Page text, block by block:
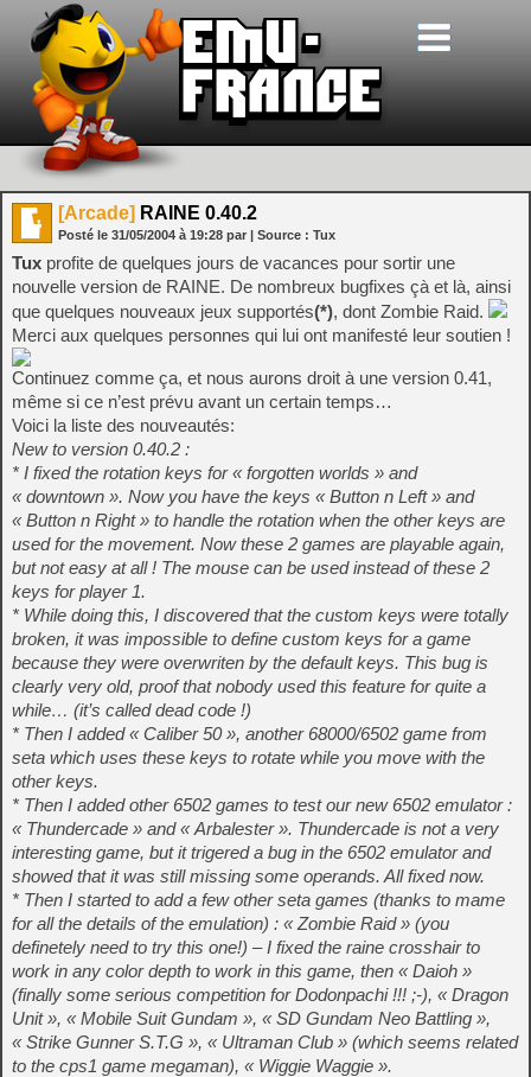
[Arcade] RAINE 0.40.2
Posté le 31/05/2004 à 19:28 par | Source : Tux
Tux profite de quelques jours de vacances pour sortir une
nouvelle version de RAINE. De nombreux bugfixes çà et là, ainsi
que quelques nouveaux jeux supportés(*), dont Zombie Raid.
Merci aux quelques personnes qui lui ont manifesté leur soutien !
Continuez comme ça, et nous aurons droit à une version 0.41,
même si ce n’est prévu avant un certain temps…
Voici la liste des nouveautés:
New to version 0.40.2 :
* I fixed the rotation keys for « forgotten worlds » and
« downtown ». Now you have the keys « Button n Left » and
« Button n Right » to handle the rotation when the other keys are
used for the movement. Now these 2 games are playable again,
but not easy at all ! The mouse can be used instead of these 2
keys for player 1.
* While doing this, I discovered that the custom keys were totally
broken, it was impossible to define custom keys for a game
because they were overwriten by the default keys. This bug is
clearly very old, proof that nobody used this feature for quite a
while… (it’s called dead code !)
* Then I added « Caliber 50 », another 68000/6502 game from
seta which uses these keys to rotate while you move with the
other keys.
* Then I added other 6502 games to test our new 6502 emulator :
« Thundercade » and « Arbalester ». Thundercade is not a very
interesting game, but it trigered a bug in the 6502 emulator and
showed that it was still missing some operands. All fixed now.
* Then I started to add a few other seta games (thanks to mame
for all the details of the emulation) : « Zombie Raid » (you
definetely need to try this one!) – I fixed the raine crosshair to
work in any color depth to work in this game, then « Daioh »
(finally some serious competition for Dodonpachi !!! ;-), « Dragon
Unit », « Mobile Suit Gundam », « SD Gundam Neo Battling »,
« Strike Gunner S.T.G », « Ultraman Club » (which seems related
to the cps1 game megaman), « Wiggie Waggie ».